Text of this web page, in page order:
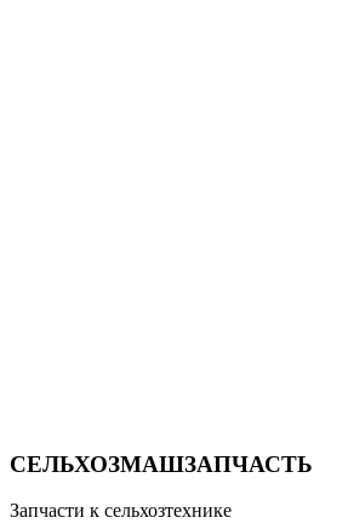
СЕЛЬХОЗМАШЗАПЧАСТЬ
Запчасти к сельхозтехнике